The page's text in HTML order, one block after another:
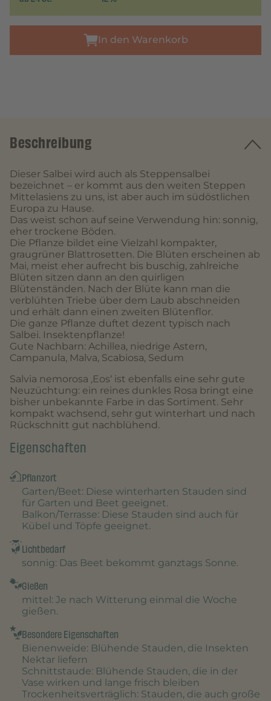
In den Warenkorb
Beschreibung
Dieser Salbei wird auch als Steppensalbei
bezeichnet – er kommt aus den weiten Steppen
Mittelasiens zu uns, ist aber auch im südöstlichen
Europa zu Hause.
Das weist schon auf seine Verwendung hin: sonnig,
eher trockene Böden.
Die Pflanze bildet eine Vielzahl kompakter,
graugrüner Blattrosetten. Die Blüten erscheinen ab
Mai, meist eher aufrecht bis buschig, zahlreiche
Blüten sitzen dann an den quirligen
Blütenständen. Nach der Blüte kann man die
verblühten Triebe über dem Laub abschneiden
und erhält dann einen zweiten Blütenflor.
Die ganze Pflanze duftet dezent typisch nach
Salbei. Insektenpflanze!
Gute Nachbarn: Achillea, niedrige Astern,
Campanula, Malva, Scabiosa, Sedum
Salvia nemorosa ‚Eos‘ ist ebenfalls eine sehr gute
Neuzüchtung: ein reines dunkles Rosa bringt eine
bisher unbekannte Farbe in das Sortiment. Sehr
kompakt wachsend, sehr gut winterhart und nach
Rückschnitt gut nachblühend.
Eigenschaften
Pflanzort
Garten/Beet: Diese winterharten Stauden sind
für Garten und Beet geeignet.
Balkon/Terrasse: Diese Stauden sind auch für
Kübel und Töpfe geeignet.
Lichtbedarf
sonnig: Das Beet bekommt ganztags Sonne.
Gießen
mittel: Je nach Witterung einmal die Woche
gießen.
Besondere Eigenschaften
Bienenweide: Blühende Stauden, die Insekten
Nektar liefern
Schnittstaude: Blühende Stauden, die in der
Vase wirken und lange frisch bleiben
Trockenheitsverträglich: Stauden, die auch große